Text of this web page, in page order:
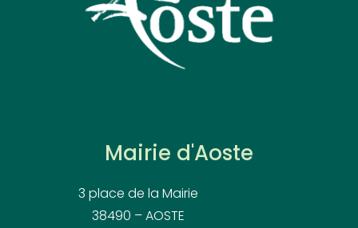
Mairie d'Aoste
3 place de la Mairie
38490 – AOSTE